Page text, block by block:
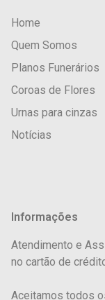
Home
Quem Somos
Planos Funerários
Coroas de Flores
Urnas para cinzas
Notícias
Informações
Atendimento e
no cartão de
Aceitamos todos